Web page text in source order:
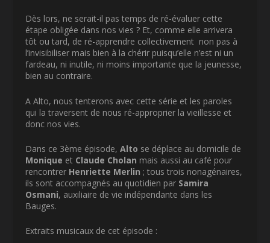
Dès lors, ne serait-il pas temps de ré-évaluer cette
étape obligée dans nos vies ? Et, comme elle arrivera
tôt ou tard, de ré-apprendre collectivement non pas à
l’invisibiliser mais bien à la chérir puisqu’elle n’est ni un
fardeau, ni inutile, ni moins importante que la jeunesse,
bien au contraire.
A Alto, nous tenterons avec cette série et les paroles
qui la traversent de nous ré-approprier la vieillesse et
donc nos vies.
Dans ce 3ème épisode,Alto se déplace au domicile de
Monique et Claude Cholan mais aussi au café pour
rencontrer Henriette Merlin ; tous trois nonagénaires,
ils sont accompagnés au quotidien par Samira
Osmani, auxiliaire de vie indépendante dans les
Bauges.
Extraits musicaux de cet épisode :